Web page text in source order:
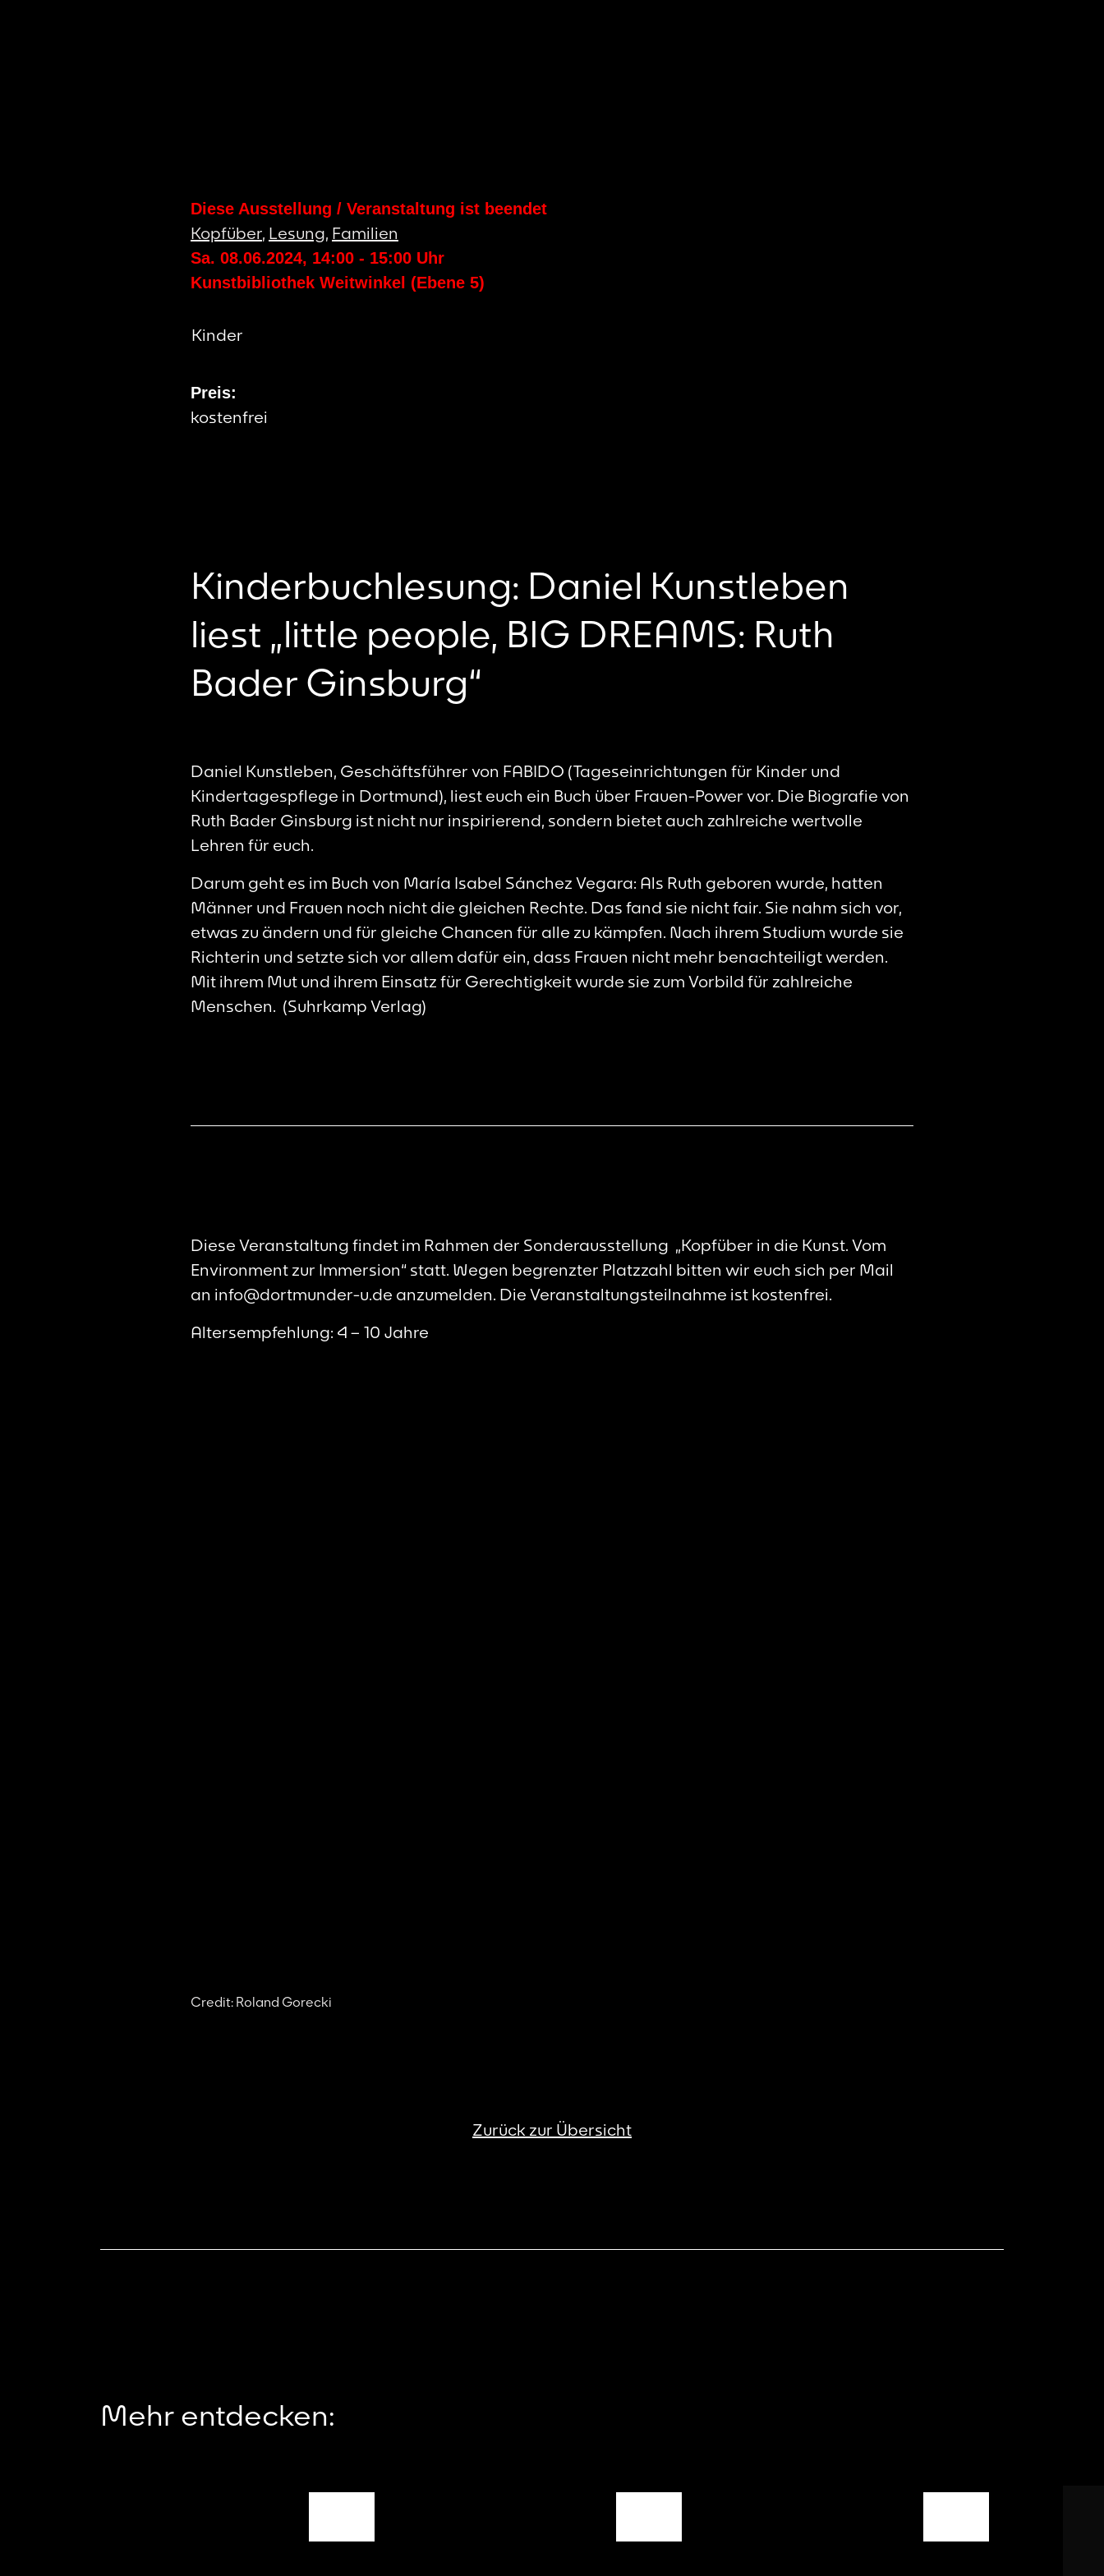
Diese Ausstellung / Veranstaltung ist beendet
Kopfüber, Lesung, Familien
Sa. 08.06.2024, 14:00 - 15:00 Uhr
Kunstbibliothek Weitwinkel (Ebene 5)
Kinder
Preis:
kostenfrei
Kinderbuchlesung: Daniel Kunstleben
liest „little people, BIG DREAMS: Ruth
Bader Ginsburg“
Daniel Kunstleben, Geschäftsführer von FABIDO (Tageseinrichtungen für Kinder und
Kindertagespflege in Dortmund), liest euch ein Buch über Frauen-Power vor. Die Biografie von
Ruth Bader Ginsburg ist nicht nur inspirierend, sondern bietet auch zahlreiche wertvolle
Lehren für euch.
Darum geht es im Buch von María Isabel Sánchez Vegara: Als Ruth geboren wurde, hatten
Männer und Frauen noch nicht die gleichen Rechte. Das fand sie nicht fair. Sie nahm sich vor,
etwas zu ändern und für gleiche Chancen für alle zu kämpfen. Nach ihrem Studium wurde sie
Richterin und setzte sich vor allem dafür ein, dass Frauen nicht mehr benachteiligt werden.
Mit ihrem Mut und ihrem Einsatz für Gerechtigkeit wurde sie zum Vorbild für zahlreiche
Menschen. (Suhrkamp Verlag)
Diese Veranstaltung findet im Rahmen der Sonderausstellung „Kopfüber in die Kunst. Vom
Environment zur Immersion“ statt. Wegen begrenzter Platzzahl bitten wir euch sich per Mail
an info@dortmunder-u.de anzumelden. Die Veranstaltungsteilnahme ist kostenfrei.
Altersempfehlung: 4 – 10 Jahre
Credit: Roland Gorecki
Zurück zur Übersicht
Mehr entdecken: